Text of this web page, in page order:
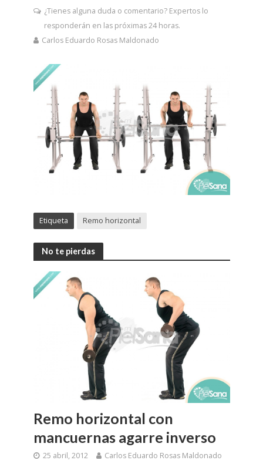
¿Tienes alguna duda o comentario? Expertos lo
responderán en las próximas 24 horas.
Carlos Eduardo Rosas Maldonado
Etiqueta Remo horizontal
No te pierdas
Remo horizontal con
mancuernas agarre inverso
25 abril, 2012 Carlos Eduardo Rosas Maldonado